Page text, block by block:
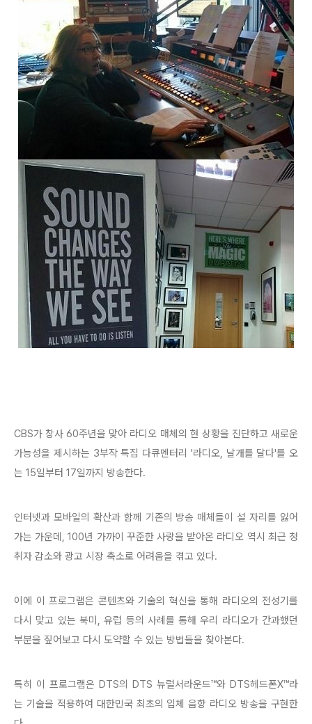
CBS가 창사 60주년을 맞아 라디오 매체의 현 상황을 진단하고 새로운
가능성을 제시하는 3부작 특집 다큐멘터리 '라디오, 날개를 달다'를 오
는 15일부터 17일까지 방송한다.
인터넷과 모바일의 확산과 함께 기존의 방송 매체들이 설 자리를 잃어
가는 가운데, 100년 가까이 꾸준한 사랑을 받아온 라디오 역시 최근 청
취자 감소와 광고 시장 축소로 어려움을 겪고 있다.
이에 이 프로그램은 콘텐츠와 기술의 혁신을 통해 라디오의 전성기를
다시 맞고 있는 북미, 유럽 등의 사례를 통해 우리 라디오가 간과했던
부분을 짚어보고 다시 도약할 수 있는 방법들을 찾아본다.
특히 이 프로그램은 DTS의 DTS 뉴럴서라운드™와 DTS헤드폰X™라
는 기술을 적용하여 대한민국 최초의 입체 음향 라디오 방송을 구현한